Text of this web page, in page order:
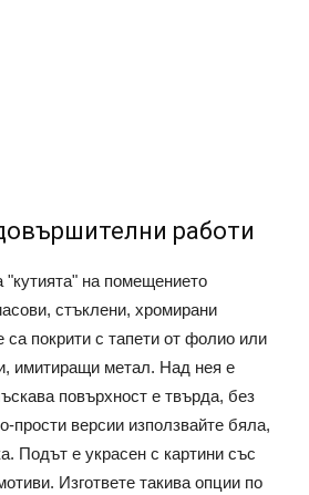
работи
"кутията" на помещението
стъклени, хромирани
са покрити с тапети от фолио или
имитиращи метал. Над нея е
повърхност е твърда, без
прости версии използвайте бяла,
Подът е украсен с картини със
Изгответе такива опции по